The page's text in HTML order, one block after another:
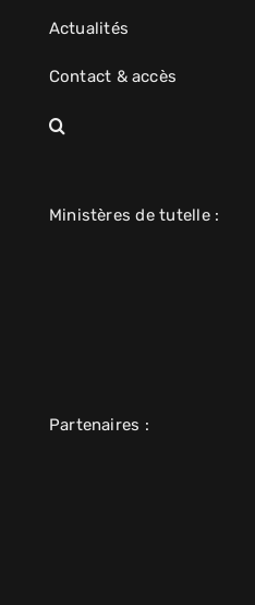
Actualités
Contact & accès
Ministères de tutelle :
Partenaires :